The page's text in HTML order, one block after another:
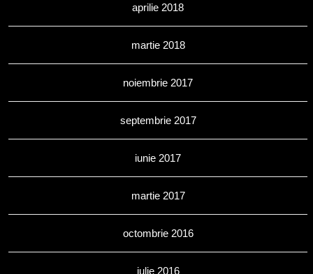
aprilie 2018
martie 2018
noiembrie 2017
septembrie 2017
iunie 2017
martie 2017
octombrie 2016
iulie 2016